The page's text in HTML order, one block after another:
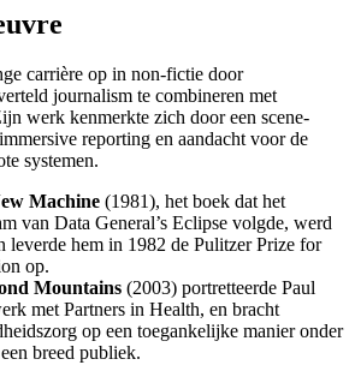
carrière op in non-fictie door
journalism te combineren met
werk kenmerkte zich door een scene-
reporting en aandacht voor de
systemen.
Machine (1981), het boek dat het
van Data General’s Eclipse volgde, werd
leverde hem in 1982 de Pulitzer Prize for
op.
Mountains (2003) portretteerde Paul
met Partners in Health, en bracht
op een toegankelijke manier onder
breed publiek.